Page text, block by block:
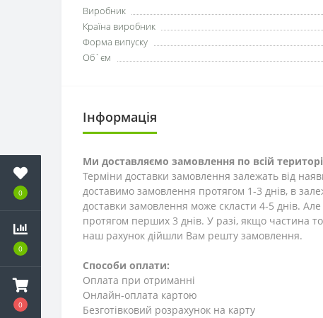
0
0
0
Виробник
Країна виробник
Форма випуску
Об`єм
Інформація
Ми доставляємо замовлення по всій
Терміни доставки замовлення залежать від
доставимо замовлення протягом 1-3 днів, в
доставки замовлення може скласти 4-5 днів.
протягом перших 3 днів. У разі, якщо частина
наш рахунок дійшли Вам решту замовлення.
Способи оплати:
Оплата при отриманні
Онлайн-оплата картою
Безготівковий розрахунок на карту